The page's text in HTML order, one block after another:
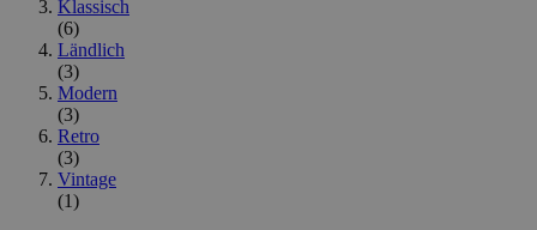
Klassisch
(6)
Ländlich
(3)
Modern
(3)
Retro
(3)
Vintage
(1)